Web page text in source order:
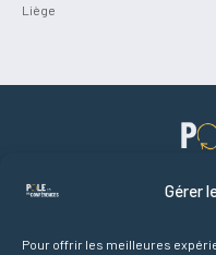
Gérer
Pour offrir les meilleures
Liège